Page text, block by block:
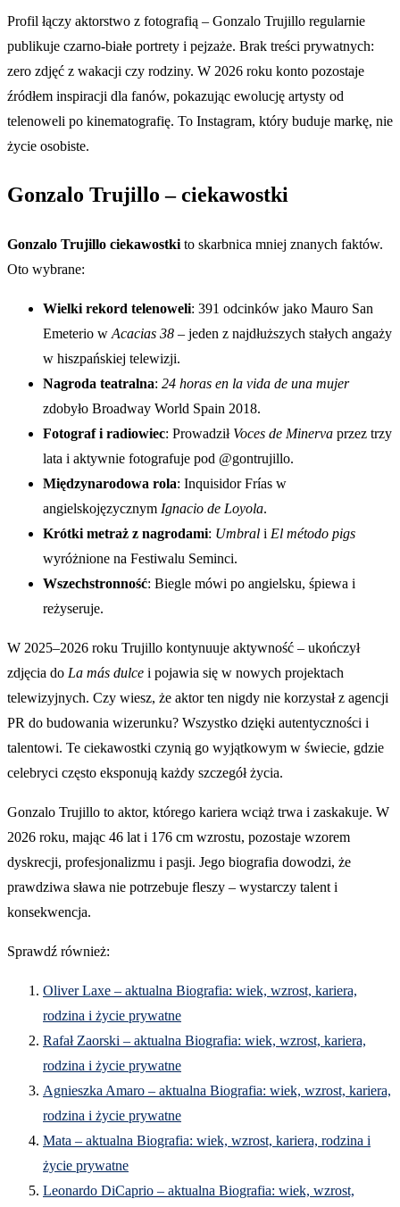
Profil łączy aktorstwo z fotografią – Gonzalo Trujillo regularnie
publikuje czarno-białe portrety i pejzaże. Brak treści prywatnych:
zero zdjęć z wakacji czy rodziny. W 2026 roku konto pozostaje
źródłem inspiracji dla fanów, pokazując ewolucję artysty od
telenoweli po kinematografię. To Instagram, który buduje markę, nie
życie osobiste.
Gonzalo Trujillo – ciekawostki
Gonzalo Trujillo ciekawostki to skarbnica mniej znanych faktów.
Oto wybrane:
Wielki rekord telenoweli: 391 odcinków jako Mauro San
Emeterio w Acacias 38 – jeden z najdłuższych stałych angaży
w hiszpańskiej telewizji.
Nagroda teatralna: 24 horas en la vida de una mujer
zdobyło Broadway World Spain 2018.
Fotograf i radiowiec: Prowadził Voces de Minerva przez trzy
lata i aktywnie fotografuje pod @gontrujillo.
Międzynarodowa rola: Inquisidor Frías w
angielskojęzycznym Ignacio de Loyola.
Krótki metraż z nagrodami: Umbral i El método pigs
wyróżnione na Festiwalu Seminci.
Wszechstronność: Biegle mówi po angielsku, śpiewa i
reżyseruje.
W 2025–2026 roku Trujillo kontynuuje aktywność – ukończył
zdjęcia do La más dulce i pojawia się w nowych projektach
telewizyjnych. Czy wiesz, że aktor ten nigdy nie korzystał z agencji
PR do budowania wizerunku? Wszystko dzięki autentyczności i
talentowi. Te ciekawostki czynią go wyjątkowym w świecie, gdzie
celebryci często eksponują każdy szczegół życia.
Gonzalo Trujillo to aktor, którego kariera wciąż trwa i zaskakuje. W
2026 roku, mając 46 lat i 176 cm wzrostu, pozostaje wzorem
dyskrecji, profesjonalizmu i pasji. Jego biografia dowodzi, że
prawdziwa sława nie potrzebuje fleszy – wystarczy talent i
konsekwencja.
Sprawdź również:
Oliver Laxe – aktualna Biografia: wiek, wzrost, kariera,
rodzina i życie prywatne
Rafał Zaorski – aktualna Biografia: wiek, wzrost, kariera,
rodzina i życie prywatne
Agnieszka Amaro – aktualna Biografia: wiek, wzrost, kariera,
rodzina i życie prywatne
Mata – aktualna Biografia: wiek, wzrost, kariera, rodzina i
życie prywatne
Leonardo DiCaprio – aktualna Biografia: wiek, wzrost,